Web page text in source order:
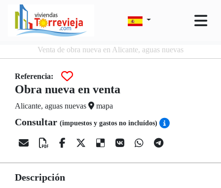
Venta de obra nueva en Alicante, aguas nuevas
Referencia:
Obra nueva en venta
Alicante, aguas nuevas mapa
Consultar (impuestos y gastos no incluídos)
Descripción